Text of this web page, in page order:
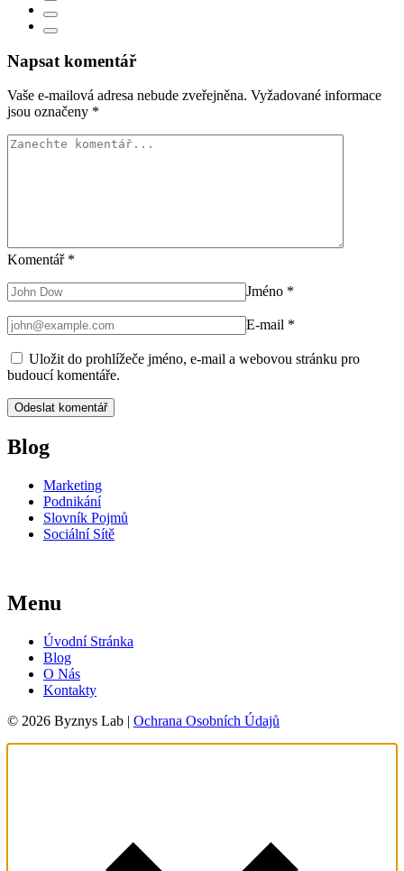
Napsat komentář
Vaše e-mailová adresa nebude zveřejněna. Vyžadované informace
jsou označeny *
Komentář *
Jméno *
E-mail *
Uložit do prohlížeče jméno, e-mail a webovou stránku pro
budoucí komentáře.
Blog
Marketing
Podnikání
Slovník Pojmů
Sociální Sítě
Menu
Úvodní Stránka
Blog
O Nás
Kontakty
© 2026 Byznys Lab | Ochrana Osobních Údajů